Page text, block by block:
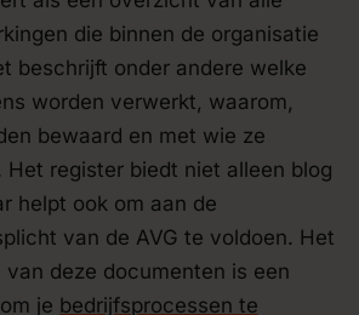
die binnen de organisatie
beschrijft onder andere welke
worden verwerkt, waarom,
bewaard en met wie ze
Het register biedt niet alleen blog
helpt ook om aan de
van de AVG te voldoen. Het
deze documenten is een
je bedrijfsprocessen te